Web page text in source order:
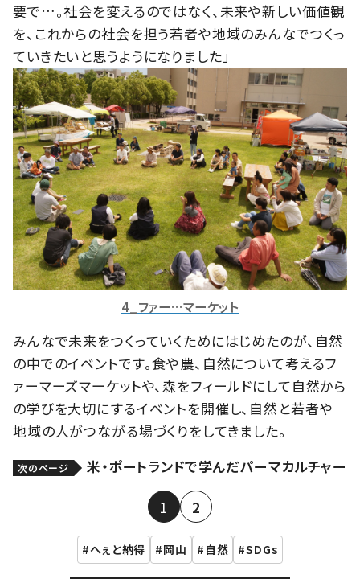
要で…。社会を変えるのではなく、未来や新しい価値観
を、これからの社会を担う若者や地域のみんなでつくっ
ていきたいと思うようになりました」
4_ファー…マーケット
みんなで未来をつくっていくためにはじめたのが、自然
の中でのイベントです。食や農、自然について考えるフ
ァーマーズマーケットや、森をフィールドにして自然から
の学びを大切にするイベントを開催し、自然と若者や
地域の人がつながる場づくりをしてきました。
次のページ 米・ポートランドで学んだパーマカルチャー
1 2
へぇと納得 岡山 自然 SDGs